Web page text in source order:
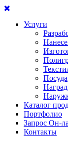
Услуги
Посуда
Каталог
Портфолио
Запрос Он-
Контакты